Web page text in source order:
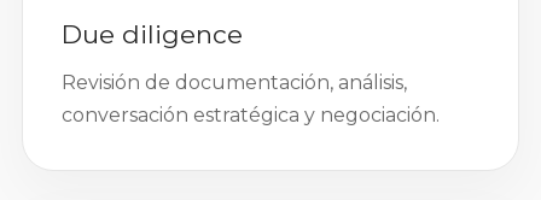
Due diligence
Revisión de documentación, análisis,
conversación estratégica y negociación.